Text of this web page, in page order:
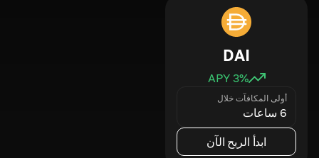
DAI
3% APY
أولى المكافآت خلال
6 ساعات
ابدأ الربح الآن